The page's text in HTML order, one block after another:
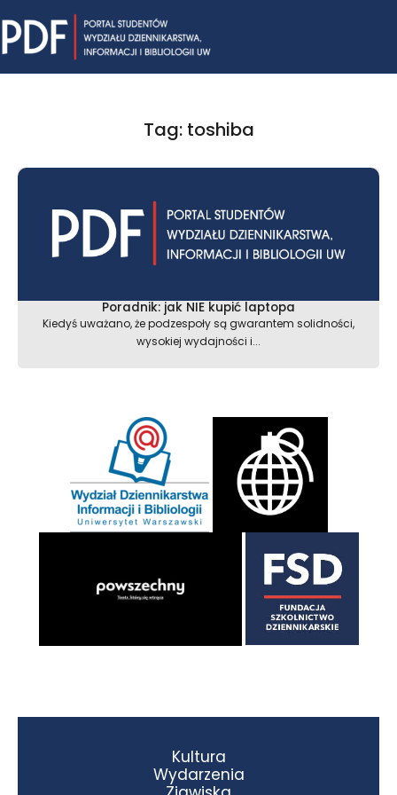
to
content
Tag: toshiba
Poradnik: jak NIE kupić laptopa
Kiedyś uważano, że podzespoły są gwarantem solidności,
wysokiej wydajności i...
Kultura
Wydarzenia